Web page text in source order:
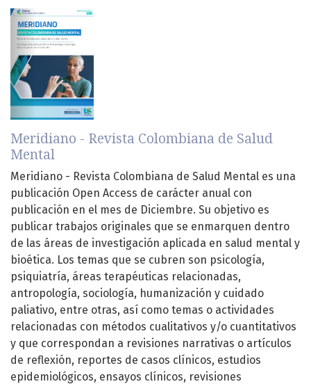
Meridiano - Revista Colombiana de Salud
Mental
Meridiano - Revista Colombiana de Salud Mental es una
publicación Open Access de carácter anual con
publicación en el mes de Diciembre. Su objetivo es
publicar trabajos originales que se enmarquen dentro
de las áreas de investigación aplicada en salud mental y
bioética. Los temas que se cubren son psicología,
psiquiatría, áreas terapéuticas relacionadas,
antropología, sociología, humanización y cuidado
paliativo, entre otras, así como temas o actividades
relacionadas con métodos cualitativos y/o cuantitativos
y que correspondan a revisiones narrativas o artículos
de reflexión, reportes de casos clínicos, estudios
epidemiológicos, ensayos clínicos, revisiones